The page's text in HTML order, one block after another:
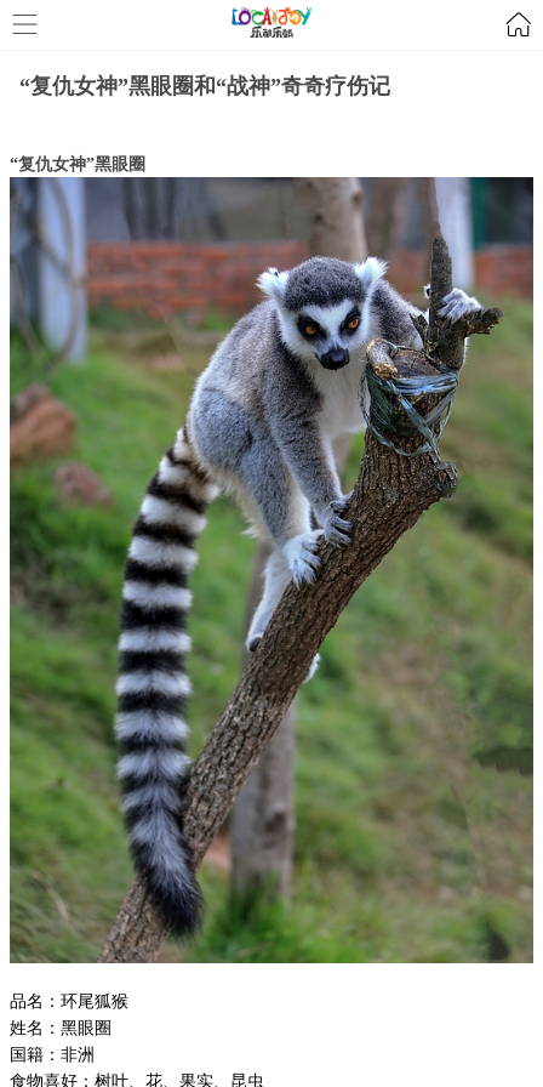
“复仇女神”黑眼圈和“战神”奇奇疗伤记
“复仇女神”黑眼圈
品名：环尾狐猴
姓名：黑眼圈
国籍：非洲
食物喜好：树叶、花、果实、昆虫